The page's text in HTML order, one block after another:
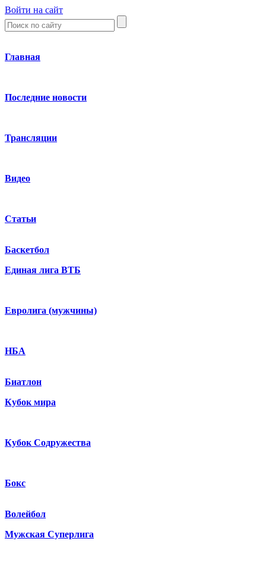
Войти на сайт
Главная
Последние новости
Трансляции
Видео
Статьи
Баскетбол
Единая лига ВТБ
Евролига (мужчины)
НБА
Биатлон
Кубок мира
Кубок Содружества
Бокс
Волейбол
Мужская Суперлига